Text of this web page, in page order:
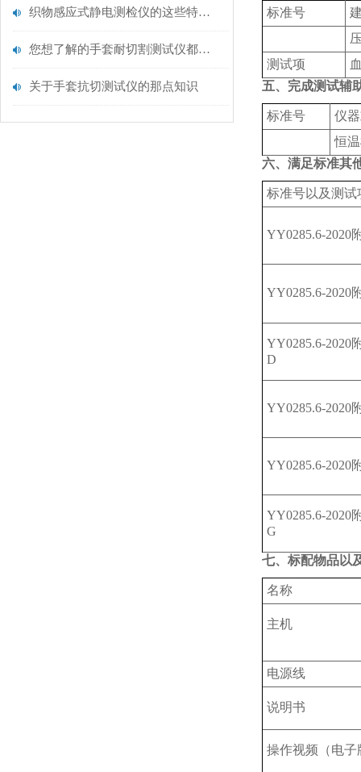
织物感应式静电测检仪的这些特点很少有人都知道
您想了解的手套耐切割测试仪都在这里了
关于手套抗切测试仪的那点知识
标准号
测试项
五、完成测试辅
标准号
仪
恒
六、满足标准其
标准号以及测试
YY0285.6-2020
YY0285.6-2020
YY0285.6-2020
D
YY0285.6-2020
YY0285.6-2020
YY0285.6-2020
G
七、标配物品以
名称
主机
电源线
说明书
操作视频（电子